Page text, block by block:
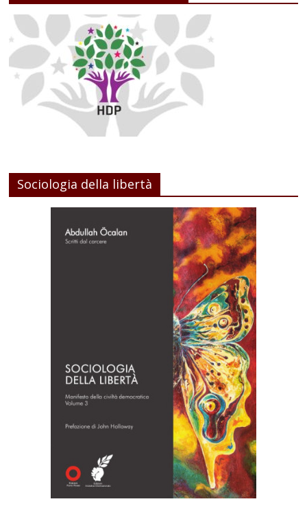
Sociologia della libertà